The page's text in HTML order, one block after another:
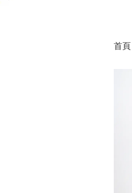
首頁